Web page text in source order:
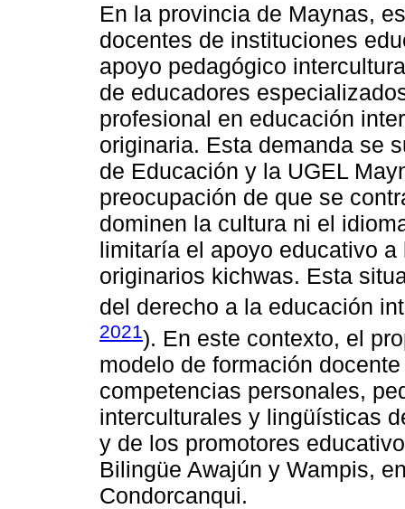
En la provincia de Maynas,
docentes de instituciones
apoyo pedagógico
de educadores
profesional en educación
originaria. Esta demanda se
de Educación y la UGEL
preocupación de que se
dominen la cultura ni el
limitaría el apoyo educativo
originarios kichwas. Esta
del derecho a la educación
2021). En este contexto, el
modelo de formación
competencias personales,
interculturales y lingüísticas
y de los promotores
Bilingüe Awajún y Wampis,
Condorcanqui.